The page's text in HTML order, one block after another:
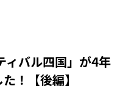
ィバル四国」が4年
！【後編】